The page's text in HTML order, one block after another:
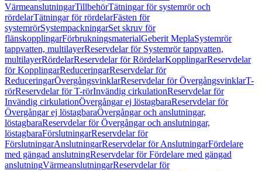
VärmeanslutningarTillbehörTätningar för systemrör och
rördelarTätningar för rördelarFästen för
systemrörSystempackningarSet skruv för
flänskopplingarFörbrukningsmaterialGeberit MeplaSystemrör
tappvatten, multilayerReservdelar för Systemrör tappvatten,
multilayerRördelarReservdelar för RördelarKopplingarReservdelar
för KopplingarReduceringarReservdelar för
ReduceringarÖvergångsvinklarReservdelar för ÖvergångsvinklarT-
rörReservdelar för T-rörInvändig cirkulationReservdelar för
Invändig cirkulationÖvergångar ej löstagbaraReservdelar för
Övergångar ej löstagbaraÖvergångar och anslutningar,
löstagbaraReservdelar för Övergångar och anslutningar,
löstagbaraFörslutningarReservdelar för
FörslutningarAnslutningarReservdelar för AnslutningarFördelare
med gängad anslutningReservdelar för Fördelare med gängad
anslutningVärmeanslutningarReservdelar för